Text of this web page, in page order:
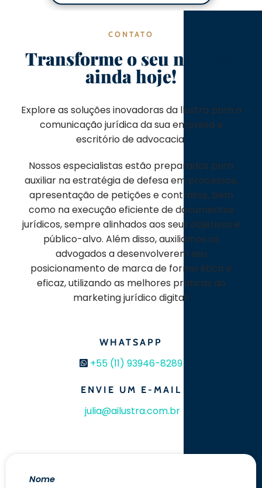
CONTATO
Transforme o seu negócio
ainda hoje!
Explore as soluções inovadoras da llustra para a
comunicação jurídica da sua empresa e
escritório de advocacia.
Nossos especialistas estão preparados para
auxiliar na estratégia de defesa em processos,
apresentação de petições e contratos, bem
como na execução eficiente de documentos
jurídicos, sempre alinhados aos seus objetivos e
público-alvo. Além disso, auxiliamos os
advogados a desenvolverem seu
posicionamento de marca de forma ética e
eficaz, utilizando as melhores práticas do
marketing jurídico digital!
WHATSAPP
+55 (11) 93946-8289
ENVIE UM E-MAIL
julia@ailustra.com.br
Nome